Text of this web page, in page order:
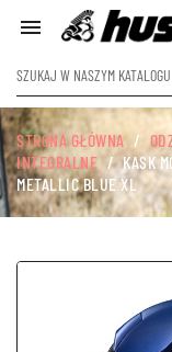

STRONA GŁÓWNA
INTEGRALNE
KASK
METALLIC BLUE XL